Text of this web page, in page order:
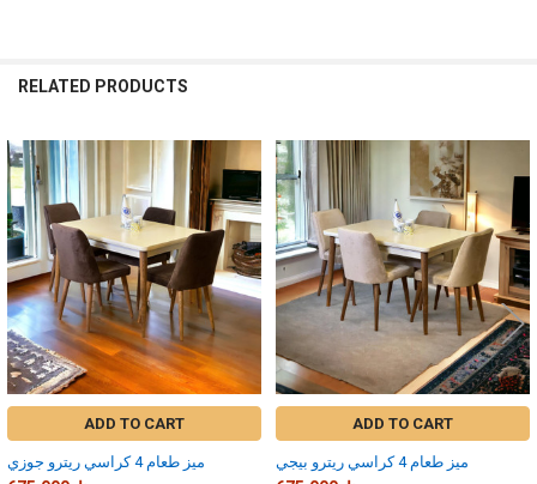
RELATED PRODUCTS
Related
Products
ADD TO CART
ميز طعام 4 كراسي ريترو جوزي
ADD TO CART
ميز طعام 4 كراسي ريترو بيجي